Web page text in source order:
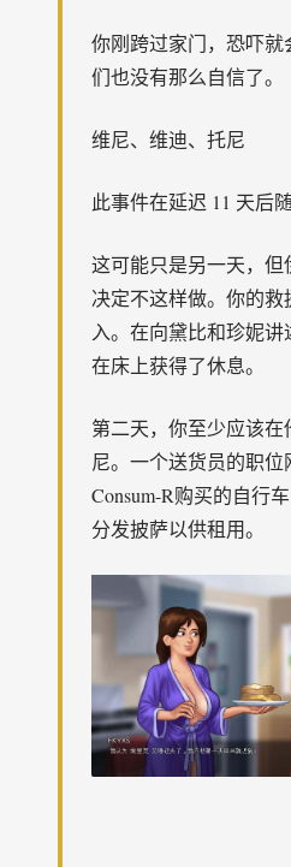
你刚跨过家门，恐吓就
们也没有那么自信了。
维尼、维迪、托尼
此事件在延迟 11 天后
这可能只是另一天，但
决定不这样做。你的
入。在向黛比和珍妮
在床上获得了休息。
第二天，你至少应该
尼。一个送货员的职
Consum-R购买的自行
分发披萨以供租用。